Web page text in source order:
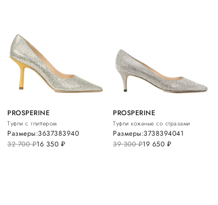
PROSPERINE
Туфли с глиттером
32 700руб.16 350 руб.
Размеры:3637383940
PROSPERINE
Туфли кожаные со стразами
39 300руб.19 650 руб.
Размеры:3738394041